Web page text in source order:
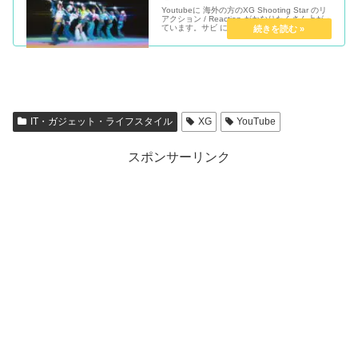
Youtubeに 海外の方のXG Shooting Star のリ
アクション / Reaction がかなりたくさん上がっ
ています。サビ にはいるときなど、海外の方の
顔が変わるのがとても面白い見ているこっちが
うれしくなります。XG好きならか...
IT・ガジェット・ライフスタイル XG YouTube
スポンサーリンク